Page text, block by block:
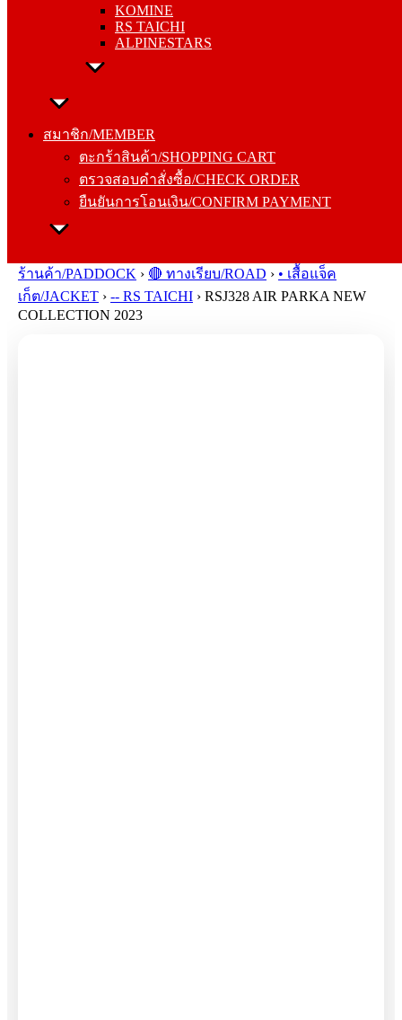
KOMINE
RS TAICHI
ALPINESTARS
สมาชิก/MEMBER
ตะกร้าสินค้า/SHOPPING CART
ตรวจสอบคำสั่งซื้อ/CHECK ORDER
ยืนยันการโอนเงิน/CONFIRM PAYMENT
ALPINESTARS
สมาชิก/MEMBER
ตรวจสอบคำสั่งซื้อ/CHECK ORDER
ยืนยันการโอนเงิน/CONFIRM PAYMENT
Search for:
ร้านค้า/PADDOCK › 🔴 ทางเรียบ/ROAD › • เสื้อแจ็ค
เก็ต/JACKET › -- RS TAICHI › RSJ328 AIR PARKA NEW
COLLECTION 2023